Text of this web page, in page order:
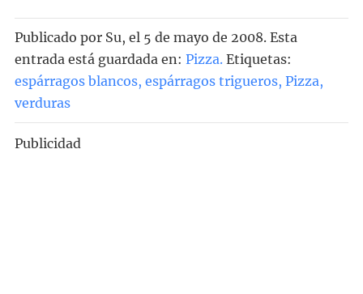
Publicado por Su, el 5 de mayo de 2008. Esta
entrada está guardada en: Pizza. Etiquetas:
espárragos blancos, espárragos trigueros, Pizza,
verduras
Publicidad